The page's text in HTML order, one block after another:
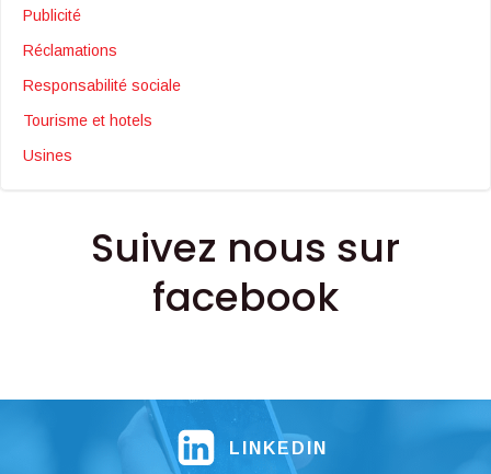
Publicité
Réclamations
Responsabilité sociale
Tourisme et hotels
Usines
Suivez nous sur
facebook
LINKEDIN